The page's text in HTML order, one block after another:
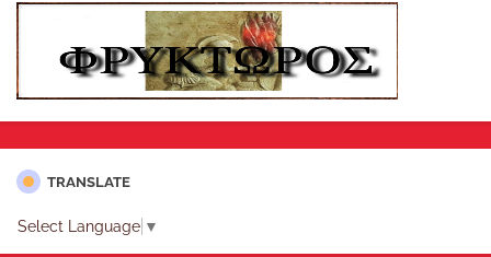
TRANSLATE
Select Language ▼